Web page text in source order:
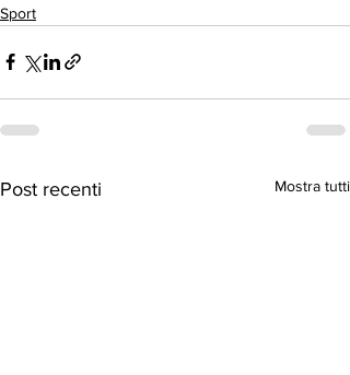
Sport
Post recenti Mostra tutti